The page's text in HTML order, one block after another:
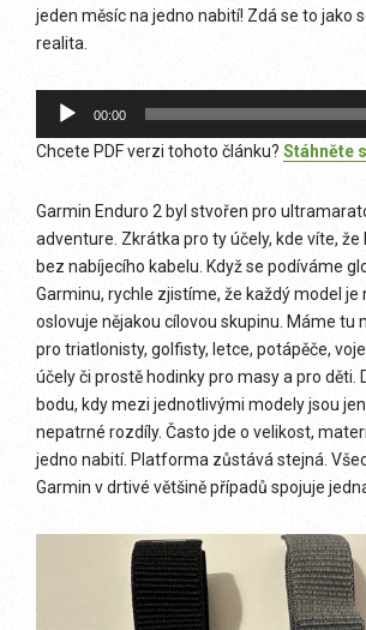
jeden měsíc na jedno nabití! Zdá se to jako
realita.
Audio
00:00
Chcete PDF verzi tohoto článku? Stáhněte
Garmin Enduro 2 byl stvořen pro
adventure. Zkrátka pro ty účely, kde víte, že
bez nabíjecího kabelu. Když se podíváme
Garminu, rychle zjistíme, že každý model je
oslovuje nějakou cílovou skupinu. Máme tu
pro triatlonisty, golfisty, letce, potápěče,
účely či prostě hodinky pro masy a pro děti.
bodu, kdy mezi jednotlivými modely jsou
nepatrné rozdíly. Často jde o velikost,
jedno nabití. Platforma zůstává stejná.
Garmin v drtivé většině případů spojuje